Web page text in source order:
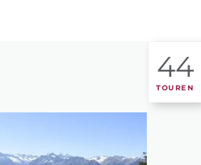
44
TOUREN